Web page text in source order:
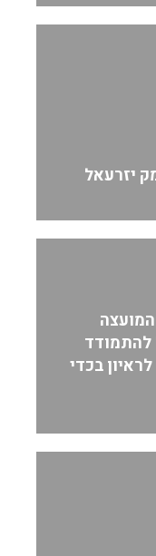
להתמודד
בכדי